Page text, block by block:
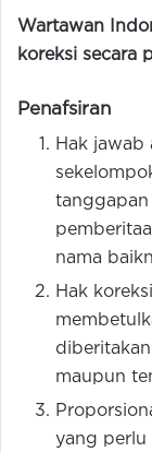
Wartawan
koreksi secara
Penafsiran
Hak jawab
tanggapan
nama
Hak
maupun
yang perlu